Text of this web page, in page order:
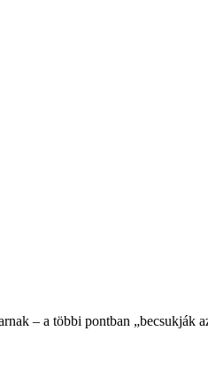
– a többi pontban „becsukják